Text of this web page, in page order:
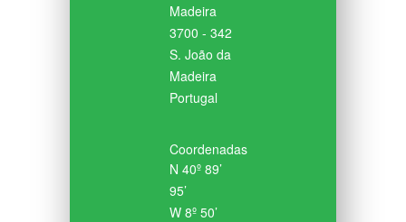
Madeira
3700 - 342
S. João da
Madeira
Portugal
Coordenadas
N 40º 89’
95’
W 8º 50’